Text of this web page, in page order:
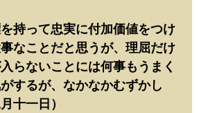
持って忠実に付加価値をつけ
なことだと思うが、理屈だけ
らないことには何事もうまく
するが、なかなかむずかし
十一日）